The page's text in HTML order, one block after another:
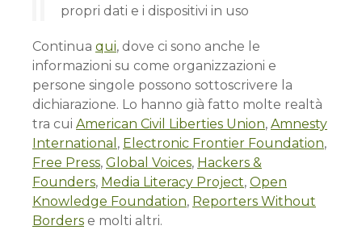
propri dati e i dispositivi in uso
Continua qui, dove ci sono anche le
informazioni su come organizzazioni e
persone singole possono sottoscrivere la
dichiarazione. Lo hanno già fatto molte realtà
tra cui American Civil Liberties Union, Amnesty
International , Electronic Frontier Foundation,
Free Press, Global Voices, Hackers &
Founders, Media Literacy Project, Open
Knowledge Foundation, Reporters Without
Borders e molti altri.